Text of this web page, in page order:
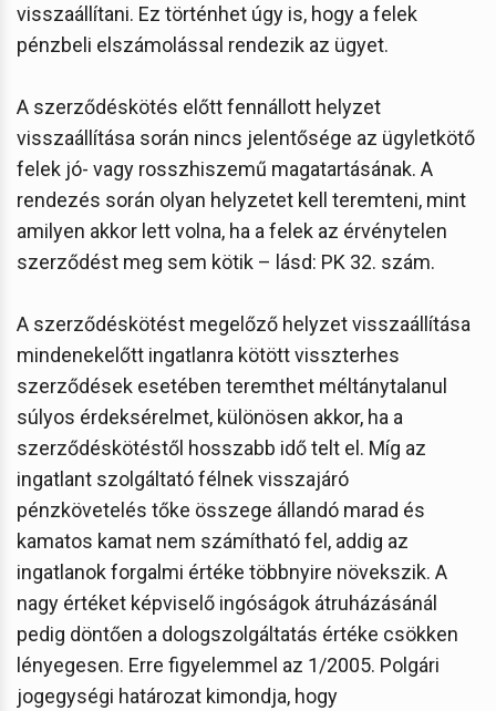
visszaállítani. Ez történhet úgy is, hogy a felek
pénzbeli elszámolással rendezik az ügyet.
A szerződéskötés előtt fennállott helyzet
visszaállítása során nincs jelentősége az ügyletkötő
felek jó- vagy rosszhiszemű magatartásának. A
rendezés során olyan helyzetet kell teremteni, mint
amilyen akkor lett volna, ha a felek az érvénytelen
szerződést meg sem kötik – lásd: PK 32. szám.
A szerződéskötést megelőző helyzet visszaállítása
mindenekelőtt ingatlanra kötött visszterhes
szerződések esetében teremthet méltánytalanul
súlyos érdeksérelmet, különösen akkor, ha a
szerződéskötéstől hosszabb idő telt el. Míg az
ingatlant szolgáltató félnek visszajáró
pénzkövetelés tőke összege állandó marad és
kamatos kamat nem számítható fel, addig az
ingatlanok forgalmi értéke többnyire növekszik. A
nagy értéket képviselő ingóságok átruházásánál
pedig döntően a dologszolgáltatás értéke csökken
lényegesen. Erre figyelemmel az 1/2005. Polgári
jogegységi határozat kimondja, hogy